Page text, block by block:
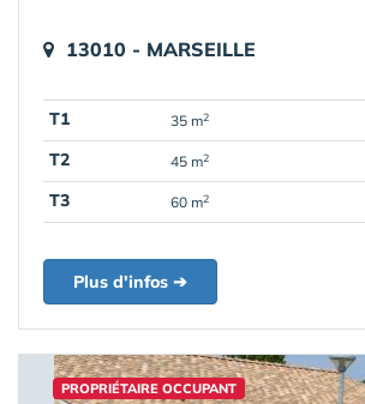
13010 - MARSEILLE
T1 35 m2
T2
45 m2
T3
60 m2
Plus d'infos ➔
PROPRIÉTAIRE OCCUPANT